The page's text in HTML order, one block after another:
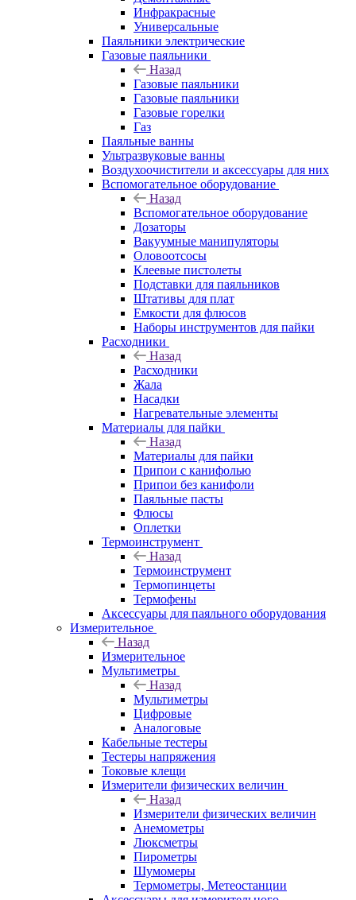
Инфракрасные
Универсальные
Паяльники электрические
Газовые паяльники
Назад
Газовые паяльники
Газовые паяльники
Газовые горелки
Газ
Паяльные ванны
Ультразвуковые ванны
Воздухоочистители и аксессуары для них
Вспомогательное оборудование
Назад
Вспомогательное оборудование
Дозаторы
Вакуумные манипуляторы
Оловоотсосы
Клеевые пистолеты
Подставки для паяльников
Штативы для плат
Емкости для флюсов
Наборы инструментов для пайки
Расходники
Назад
Расходники
Жала
Насадки
Нагревательные элементы
Материалы для пайки
Назад
Материалы для пайки
Припои с канифолью
Припои без канифоли
Паяльные пасты
Флюсы
Оплетки
Термоинструмент
Назад
Термоинструмент
Термопинцеты
Термофены
Аксессуары для паяльного оборудования
Измерительное
Назад
Измерительное
Мультиметры
Назад
Мультиметры
Цифровые
Аналоговые
Кабельные тестеры
Тестеры напряжения
Токовые клещи
Измерители физических величин
Назад
Измерители физических величин
Анемометры
Люксметры
Пирометры
Шумомеры
Термометры, Метеостанции